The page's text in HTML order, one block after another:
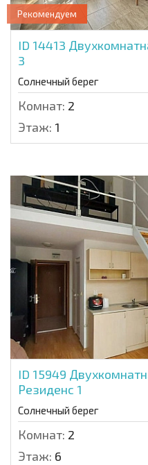
Рекомендуем
ID 14413
3
Солнечный берег
Комнат: 2
Этаж: 1
ID 15949
Резиденс 1
Солнечный берег
Комнат: 2
Этаж: 6